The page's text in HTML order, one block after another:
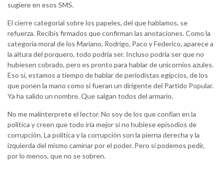
sugiere en esos SMS.
El cierre categorial sobre los papeles, del que hablamos, se
refuerza. Recibís firmados que confirman las anotaciones. Como la
categoría moral de los Mariano, Rodrigo, Paco y Federico, aparece a
la altura del porquero, todo podría ser. Incluso podría ser que no
hubiesen cobrado, pero es pronto para hablar de unicornios azules.
Eso sí, estamos a tiempo de hablar de periodistas egipcios, de los
que ponen la mano como si fueran un dirigente del Partido Popular.
Ya ha salido un nombre. Que salgan todos del armario.
No me malinterprete el lector. No soy de los que confían en la
política y creen que todo iría mejor si no hubiese episodios de
corrupción. La política y la corrupción son la pierna derecha y la
izquierda del mismo caminar por el poder. Pero sí podemos pedir,
por lo menos, que no se sobren.